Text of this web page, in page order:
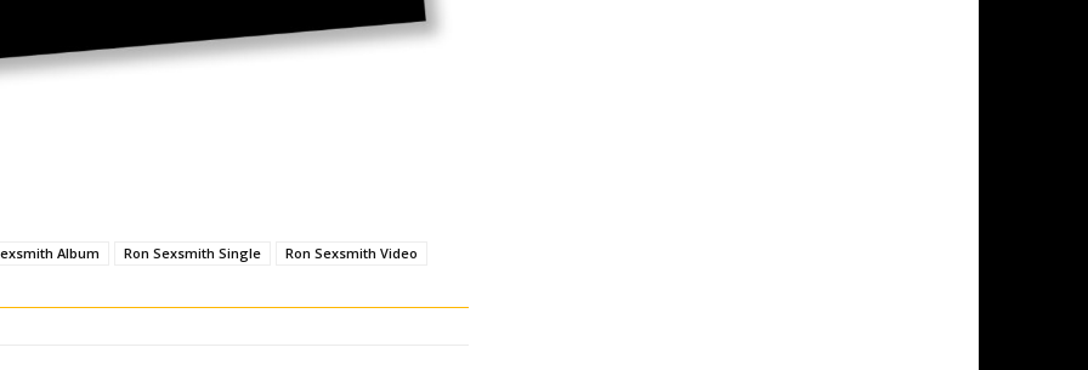
Album Ron Sexsmith Single Ron Sexsmith Video